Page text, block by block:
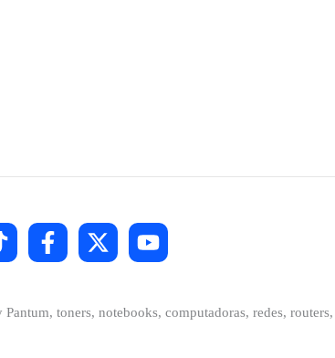
toners, notebooks, computadoras, redes,